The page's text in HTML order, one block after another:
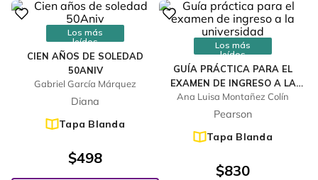
Los más
leídos
CIEN AÑOS DE SOLEDAD
50ANIV
Gabriel García Márquez
Diana
Tapa Blanda
$498
Los más
leídos
GUÍA PRÁCTICA PARA EL
EXAMEN DE INGRESO A LA
UNIVERSIDAD
Ana Luisa Montañez Colín
Pearson
Tapa Blanda
$830